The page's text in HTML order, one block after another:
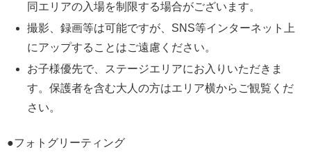
同エリアの入場を制限する場合がございます。
撮影、録画等は可能ですが、SNS等インターネット上
にアップすることはご遠慮ください。
お子様優先で、ステージエリアにお入りいただきま
す。保護者を含む大人の方はエリア横からご観覧くだ
さい。
●フォトグリーティング